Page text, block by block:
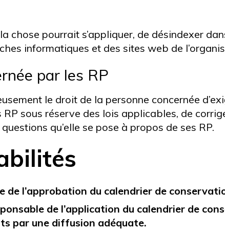
chose pourrait s’appliquer, de désindexer
informatiques et des sites web de
par les RP
le droit de la personne concernée
sous réserve des lois applicables, de
qu’elle se pose à propos de ses RP.
l’approbation du calendrier de
de l’application du calendrier de
par une diffusion adéquate.